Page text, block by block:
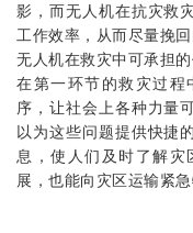
影，而无人机在抗灾救
工作效率，从而尽量挽
无人机在救灾中可承担
在第一环节的救灾过程
序，让社会上各种力量
以为这些问题提供快捷
息，使人们及时了解
展，也能向灾区运输紧